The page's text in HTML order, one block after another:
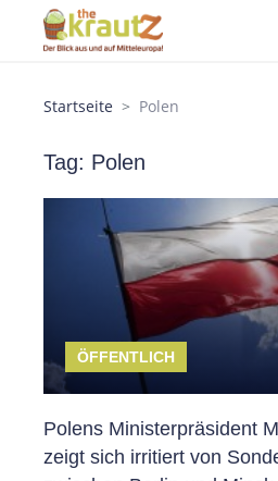
Startseite Polen
Tag: Polen
ÖFFENTLICH
Polens Ministerpräsident
zeigt sich irritiert von